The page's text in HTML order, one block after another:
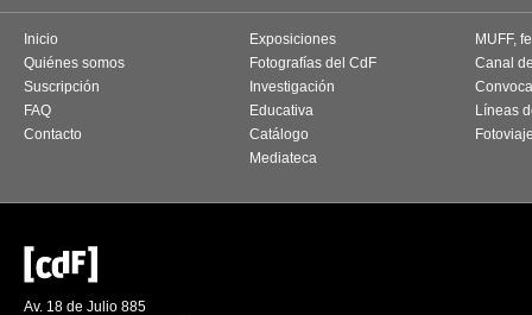
Inicio
Quiénes somos
Suscripción
FAQ
Contacto
Exposiciones
Fotografías del CdF
Investigación
Educativa
Catálogo
Mediateca
MUFF,
Canal
Líneas
Av. 18 de Julio 885